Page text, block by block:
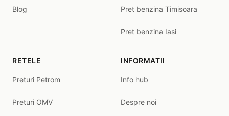
Blog Pret benzina Timisoara
Pret benzina Iasi
RETELE
Preturi Petrom
Preturi OMV
INFORMATII
Info hub
Despre noi